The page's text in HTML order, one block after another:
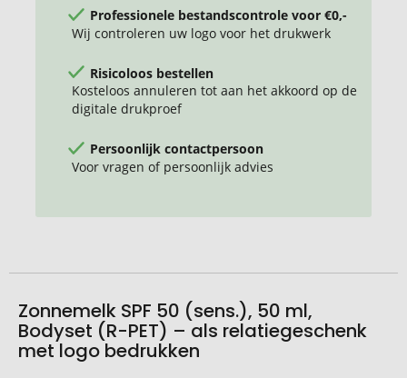
Professionele bestandscontrole voor €0,-
Wij controleren uw logo voor het drukwerk
Risicoloos bestellen
Kosteloos annuleren tot aan het akkoord op de
digitale drukproef
Persoonlijk contactpersoon
Voor vragen of persoonlijk advies
Zonnemelk SPF 50 (sens.), 50 ml,
Bodyset (R-PET) – als relatiegeschenk
met logo bedrukken